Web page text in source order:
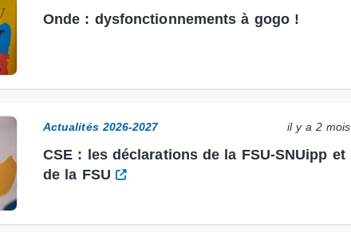
Onde : dysfonctionnements à gogo !
Actualités 2026-2027 il y a 2 mois
CSE : les déclarations de la FSU-SNUipp et
de la FSU